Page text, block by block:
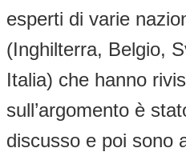
esperti di varie
(Inghilterra, Belgio,
Italia) che hanno
sull’argomento è
discusso e poi sono